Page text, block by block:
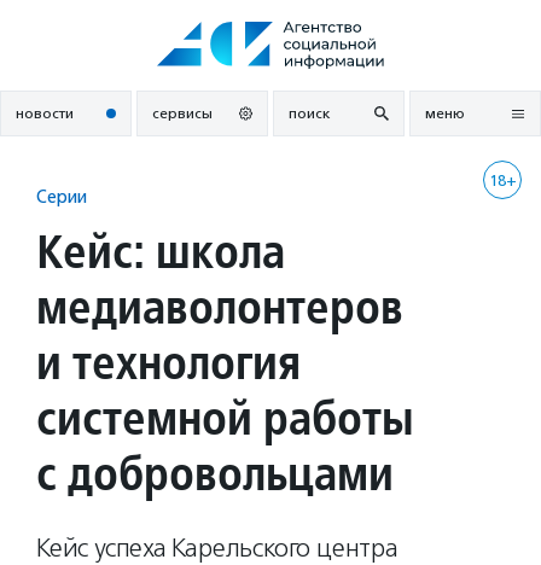
новости сервисы поиск меню
18+
Серии
Кейс: школа
медиаволонтеров
и технология
системной работы
с добровольцами
Кейс успеха Карельского центра